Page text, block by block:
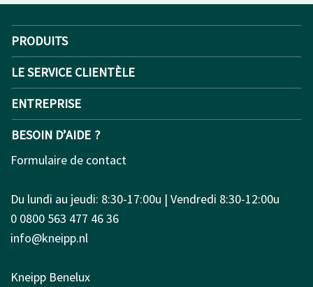
PRODUITS
LE SERVICE CLIENTÈLE
ENTREPRISE
BESOIN D’AIDE ?
Formulaire de contact
Du lundi au jeudi: 8:30-17:00u | Vendredi 8:30-12:00u
0 0800 563 477 46 36
info@kneipp.nl
Kneipp Benelux